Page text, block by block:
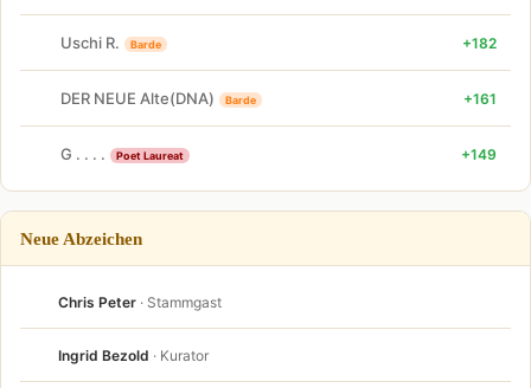
Uschi R. Barde +182
DER NEUE Alte(DNA) Barde +161
G . . . . Poet Laureat +149
Neue Abzeichen
Chris Peter · Stammgast
Ingrid Bezold · Kurator